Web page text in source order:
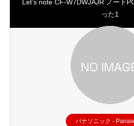
Let’s note CF-W7DWJAJR ノート
った1
パナソニック -